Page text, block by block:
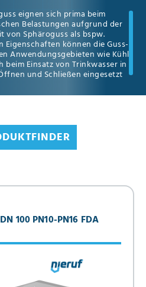
eignen sich prima beim
Belastungen aufgrund der
von Sphäroguss als bspw.
Eigenschaften können die Guss-
Anwendungsgebieten wie Kühl-
beim Einsatz von Trinkwasser in
und Schließen eingesetzt
100 PN10-PN16 FDA